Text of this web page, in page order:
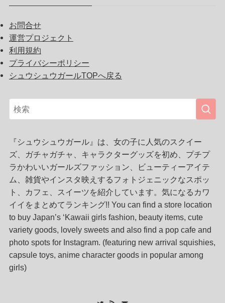
お問合せ
運営プロジェクト
利用規約
プライバシーポリシー
シュウシュウガールTOPへ戻る
『シュウシュウガール』は、女の子に人気のスクイー
ズ、ガチャガチャ、キャラクターグッズを初め、プチプ
ラかわいいガールズファッション、ビューティーアイテ
ム、雑貨やインスタ映えするフォトジェニックなスポッ
ト、カフェ、スイーツを紹介しています。気になるカワ
イイをまとめてランキング!! You can find a store location
to buy Japan’s ‘Kawaii girls fashion, beauty items, cute
variety goods, lovely sweets and also find a pop cafe and
photo spots for Instagram. (featuring new arrival squishies,
capsule toys, anime character goods in popular among
girls)